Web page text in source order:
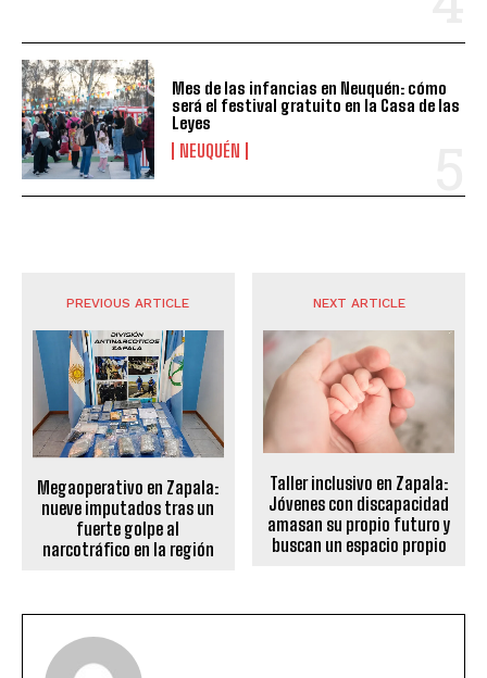
Mes de las infancias en Neuquén: cómo
será el festival gratuito en la Casa de las
Leyes
NEUQUÉN
PREVIOUS ARTICLE
Megaoperativo en Zapala:
nueve imputados tras un
fuerte golpe al
narcotráfico en la región
NEXT ARTICLE
Taller inclusivo en Zapala:
Jóvenes con discapacidad
amasan su propio futuro y
buscan un espacio propio